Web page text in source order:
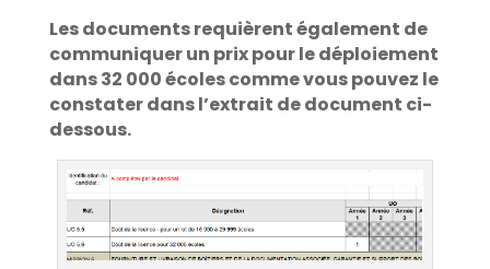
Les documents requièrent également de
communiquer un prix pour le déploiement
dans 32 000 écoles comme vous pouvez le
constater dans l’extrait de document ci-
dessous.